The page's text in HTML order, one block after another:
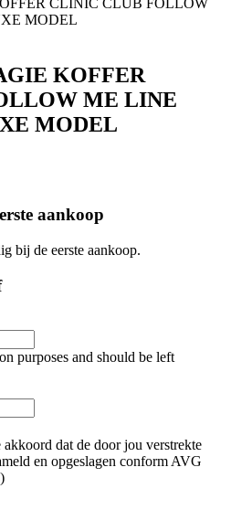
KOFFER
ME LINE
MODEL
aankoop
bij de eerste aankoop.
purposes and should be left
dat de door jou verstrekte
en opgeslagen conform AVG